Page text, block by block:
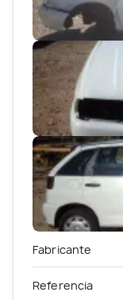
Fabricante
Referencia